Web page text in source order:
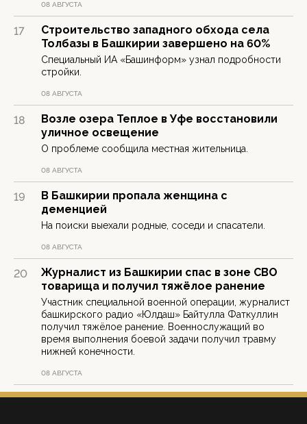
08 АВГУСТА
17
Строительство западного обхода села
Толбазы в Башкирии завершено на 60%
Специальный ИА «Башинформ» узнал подробности
стройки.
08 АВГУСТА
18
Возле озера Теплое в Уфе восстановили
уличное освещение
О проблеме сообщила местная жительница.
08 АВГУСТА
19
В Башкирии пропала женщина с
деменцией
На поиски выехали родные, соседи и спасатели.
08 АВГУСТА
20
Журналист из Башкирии спас в зоне СВО
товарища и получил тяжёлое ранение
Участник специальной военной операции, журналист
башкирского радио «Юлдаш» Байтулла Фаткуллин
получил тяжёлое ранение. Военнослужащий во
время выполнения боевой задачи получил травму
нижней конечности.
08 АВГУСТА